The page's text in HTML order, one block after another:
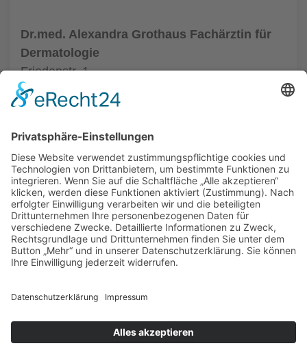
Dr.med. Alexandra Grothaus Fachärztin für
Dermatologie
Friedenstr. 1
33602 Bielefeld
Tel.: (0521) 68004
ALLGEMEIN
HAUTÄRZTE
HAUTÄRZTE